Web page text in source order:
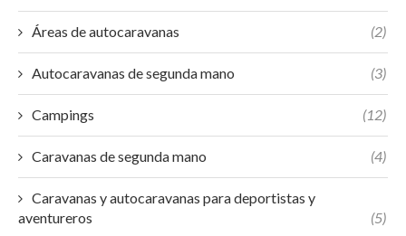
Áreas de autocaravanas (2)
Autocaravanas de segunda mano (3)
Campings (12)
Caravanas de segunda mano (4)
Caravanas y autocaravanas para deportistas y
aventureros
(5)